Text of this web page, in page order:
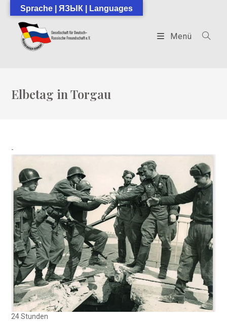
springen
Menü
Elbetag in Torgau
-
24 Stunden
Sprache | ЯЗЫК | Languages